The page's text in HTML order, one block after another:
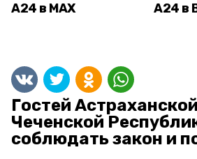
А24 в MAX А24 в
Гостей
Чеченской
соблюдать закон и